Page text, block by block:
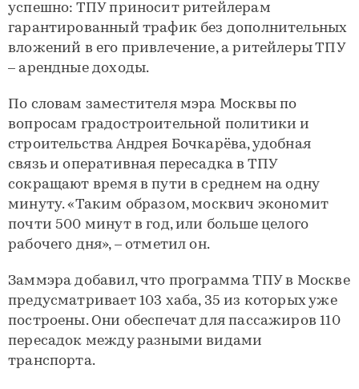
успешно: ТПУ приносит ритейлерам
гарантированный трафик без дополнительных
вложений в его привлечение, а ритейлеры ТПУ
– арендные доходы.
По словам заместителя мэра Москвы по
вопросам градостроительной политики и
строительства Андрея Бочкарёва, удобная
связь и оперативная пересадка в ТПУ
сокращают время в пути в среднем на одну
минуту. «Таким образом, москвич экономит
почти 500 минут в год, или больше целого
рабочего дня», – отметил он.
Заммэра добавил, что программа ТПУ в Москве
предусматривает 103 хаба, 35 из которых уже
построены. Они обеспечат для пассажиров 110
пересадок между разными видами
транспорта.